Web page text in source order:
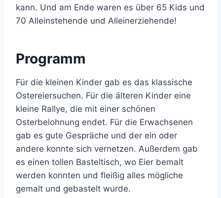
kann. Und am Ende waren es über 65 Kids und
70 Alleinstehende und Alleinerziehende!
Programm
Für die kleinen Kinder gab es das klassische
Ostereiersuchen. Für die älteren Kinder eine
kleine Rallye, die mit einer schönen
Osterbelohnung endet. Für die Erwachsenen
gab es gute Gespräche und der ein oder
andere konnte sich vernetzen. Außerdem gab
es einen tollen Basteltisch, wo Eier bemalt
werden konnten und fleißig alles mögliche
gemalt und gebastelt wurde.